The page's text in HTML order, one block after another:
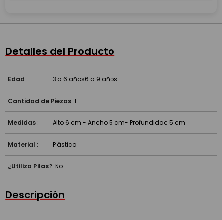
Detalles del Producto
Edad : 3 a 6 años6 a 9 años
Cantidad de Piezas :1
Medidas : Alto 6 cm - Ancho 5 cm- Profundidad 5 cm
Material : Plástico
¿Utiliza Pilas? :No
Descripción